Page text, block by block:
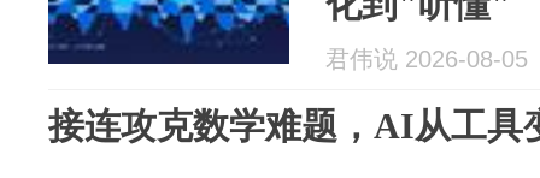
君伟说 2026-08-05
接连攻克数学难题，AI从工具